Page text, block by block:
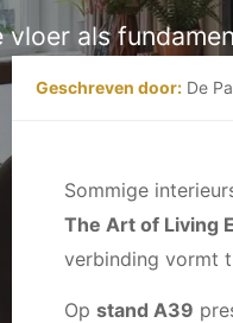
vloer als
Geschreven door: De
Sommige
The Art of Living
verbinding vormt
Opstand A39